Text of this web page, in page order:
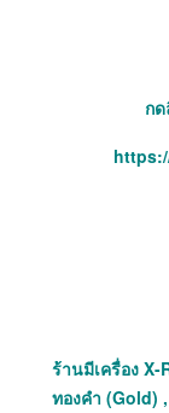
กด
ร้านมีเครื่อง
ทองคำ (Gold)